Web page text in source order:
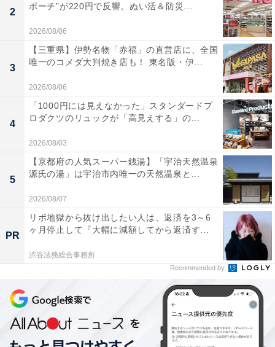
2
ポーチ”が220円で反響。ぬい活＆防災...
2026/08/06
3
【三重県】伊勢名物「赤福」の直営店に、全国
唯一のコメダ大判焼き店も！ 東名阪・伊...
2026/08/06
4
「1000円には見えなかった」スタンダードプ
ロダクツのリュックが「高見えする」の...
2026/08/03
5
【京都府の人気スーパー銭湯】「宇治天然温泉
源氏の湯」は宇治市内唯一の天然温泉と...
2026/08/07
PR
リボ地獄から抜け出したい人は、返済を3～6
ヶ月停止して『大幅に減額してから返済す...
渋谷法務総合事務所
Recommended by